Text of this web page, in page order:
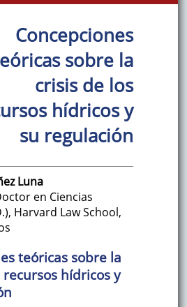
Concepciones
sobre la
crisis de los
hídricos y
su regulación
Luna
en Ciencias
Harvard Law School,
teóricas sobre la
recursos hídricos y